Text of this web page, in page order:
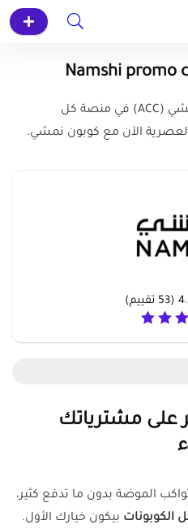
وفر 20% من خلال كود خصم نمشي (ACC) في منصة كل
الآن مع كوبون نمشي.
(
53 تقييم)
مشترياتك
الموضة بدون ما تدفع كثير،
الكوبونات بيكون خيارك الأول.